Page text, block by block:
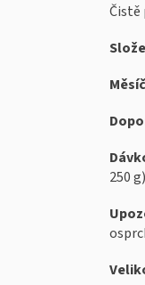
Čistě
250